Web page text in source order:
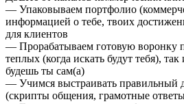
— Упаковываем портфолио
информацией о тебе, твоих
для клиентов
— Прорабатываем готовую воронку
теплых (когда искать будут тебя),
будешь ты сам(а)
— Учимся выстраивать правильный
(скрипты общения, грамотные